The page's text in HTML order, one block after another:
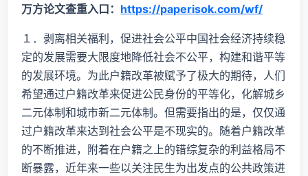
万方论文查重入口： https://paperisok.com/wf/
１．剥离相关福利，促进社会公平中国社会经济持续稳
定的发展需要大限度地降低社会不公平，构建和谐平等
的发展环境。为此户籍改革被赋予了极大的期待，人们
希望通过户籍改革来促进公民身份的平等化，化解城乡
二元体制和城市新二元体制。但需要指出的是，仅仅通
过户籍改革来达到社会公平是不现实的。随着户籍改革
的不断推进，附着在户籍之上的错综复杂的利益格局不
断暴露，近年来一些以关注民生为出发点的公共政策进